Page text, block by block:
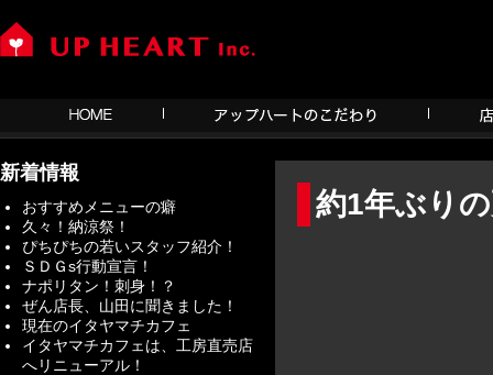
約1年ぶり
新着情報
おすすめメニューの癖
久々！納涼祭！
ぴちぴちの若いスタッフ紹介！
ＳＤＧs行動宣言！
ナポリタン！刺身！？
ぜん店長、山田に聞きました！
現在のイタヤマチカフェ
イタヤマチカフェは、工房直売店
へリニューアル！